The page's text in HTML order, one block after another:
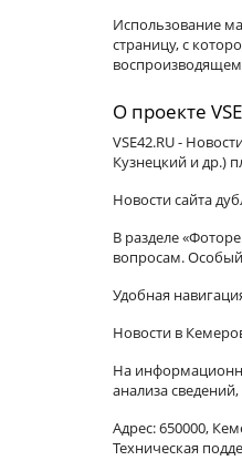
Использование
страницу, с
О проекте
VSE42.RU -
Кузнецкий и др.)
Новости сайта
В разделе
вопросам.
Удобная
Новости в
На
анализа
Адрес: 650000,
Техническая